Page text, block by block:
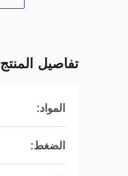
تفاصيل المنتج
المواد:
الضغط: